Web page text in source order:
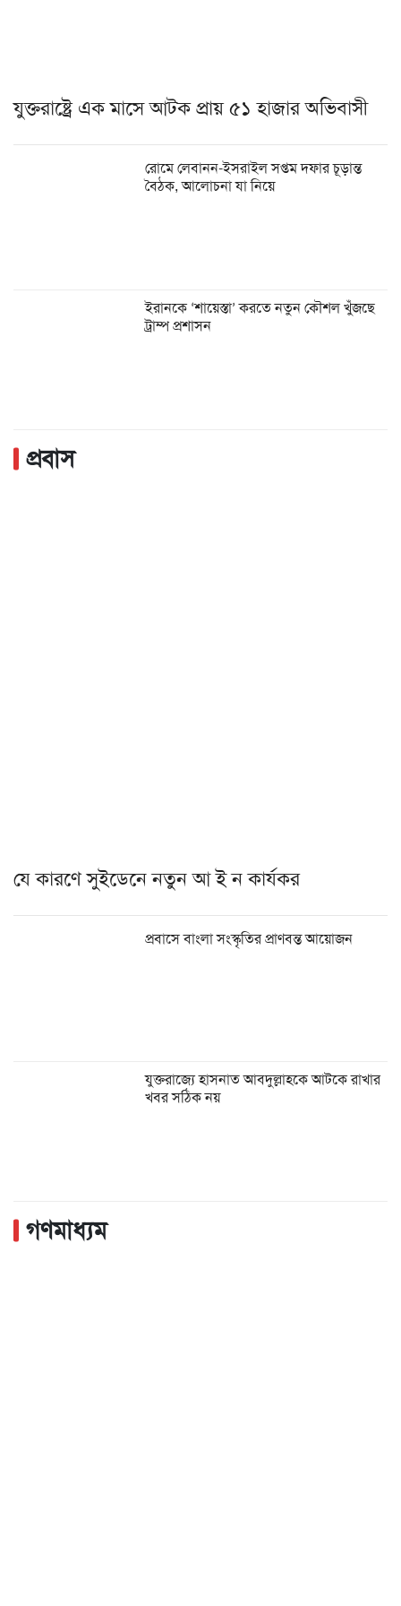
যুক্তরাষ্ট্রে এক মাসে আটক প্রায় ৫১ হাজার অভিবাসী
রোমে লেবানন-ইসরাইল সপ্তম দফার চূড়ান্ত
বৈঠক, আলোচনা যা নিয়ে
ইরানকে ‘শায়েস্তা’ করতে নতুন কৌশল খুঁজছে
ট্রাম্প প্রশাসন
প্রবাস
যে কারণে সুইডেনে নতুন আ ই ন কার্যকর
প্রবাসে বাংলা সংস্কৃতির প্রাণবন্ত আয়োজন
যুক্তরাজ্যে হাসনাত আবদুল্লাহকে আটকে রাখার
খবর সঠিক নয়
গণমাধ্যম